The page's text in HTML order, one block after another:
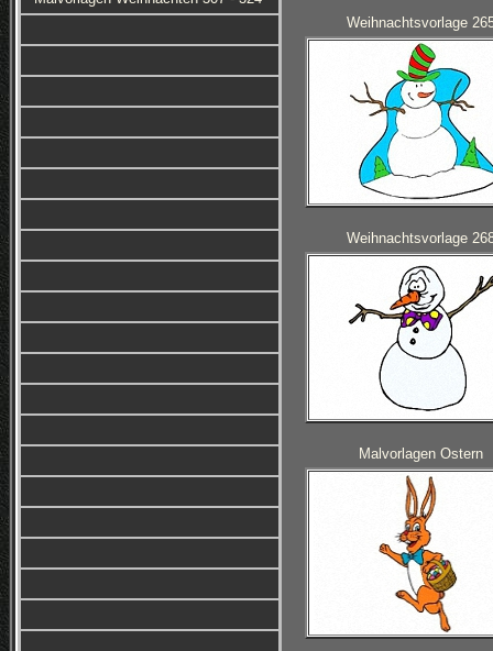
Weihnachtsvorlage
Weihnachtsvorlage
Malvorlagen Ostern